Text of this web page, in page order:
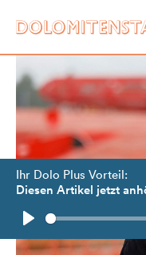
Ihr Dolo Plus Vorteil:
Diesen Artikel jetzt
Play